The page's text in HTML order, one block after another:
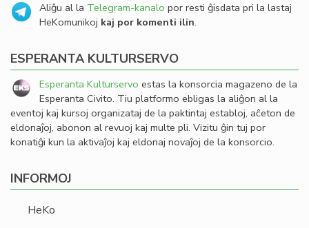
Aliĝu al la Telegram-kanalo por resti ĝisdata pri la lastaj
HeKomunikoj kaj por komenti ilin.
ESPERANTA KULTURSERVO
Esperanta Kulturservo estas la konsorcia magazeno de la
Esperanta Civito. Tiu platformo ebligas la aliĝon al la
eventoj kaj kursoj organizataj de la paktintaj establoj, aĉeton de
eldonaĵoj, abonon al revuoj kaj multe pli. Vizitu ĝin tuj por
konatiĝi kun la aktivaĵoj kaj eldonaj novaĵoj de la konsorcio.
INFORMOJ
HeKo